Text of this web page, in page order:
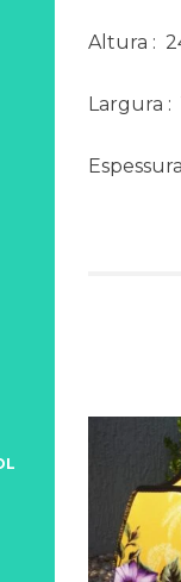
Altura :
Largura :
Espessura